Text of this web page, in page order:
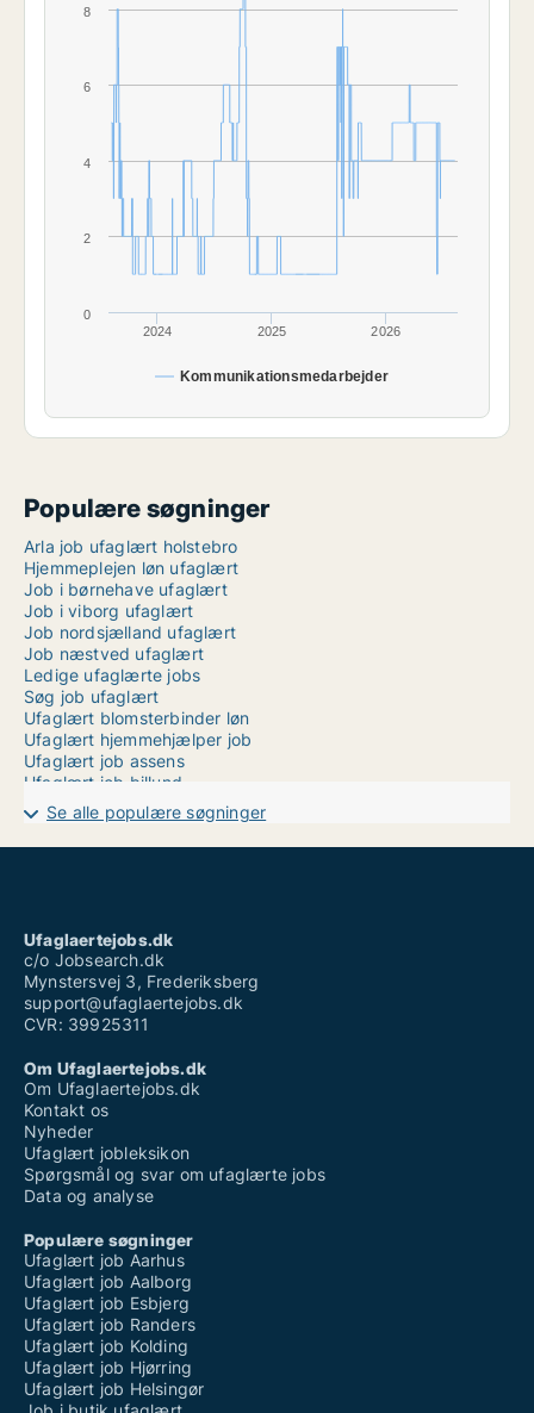
Kommunikationsmedarbejder
2024 2025 2026
0
2
4
6
8
Populære søgninger
Arla job ufaglært holstebro
Hjemmeplejen løn ufaglært
Job i børnehave ufaglært
Job i viborg ufaglært
Job nordsjælland ufaglært
Job næstved ufaglært
Ledige ufaglærte jobs
Søg job ufaglært
Ufaglært blomsterbinder løn
Ufaglært hjemmehjælper job
Ufaglært job assens
Ufaglært job billund
Ufaglært job frederikssund
Ufaglært job gentofte
Ufaglært job greve
Ufaglærte job
Vikarbureau ufaglært københavn
Se alle populære søgninger
Ufaglaertejobs.dk
c/o Jobsearch.dk
Mynstersvej 3, Frederiksberg
support@ufaglaertejobs.dk
CVR: 39925311
Om Ufaglaertejobs.dk
Om Ufaglaertejobs.dk
Kontakt os
Nyheder
Ufaglært jobleksikon
Spørgsmål og svar om ufaglærte jobs
Data og analyse
Populære søgninger
Ufaglært job Aarhus
Ufaglært job Aalborg
Ufaglært job Esbjerg
Ufaglært job Randers
Ufaglært job Kolding
Ufaglært job Hjørring
Ufaglært job Helsingør